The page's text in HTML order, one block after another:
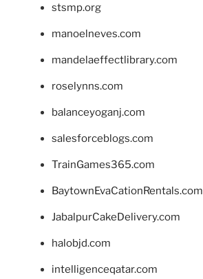
stsmp.org
manoelneves.com
mandelaeffectlibrary.com
roselynns.com
balanceyoganj.com
salesforceblogs.com
TrainGames365.com
BaytownEvaCationRentals.com
JabalpurCakeDelivery.com
halobjd.com
intelligenceqatar.com